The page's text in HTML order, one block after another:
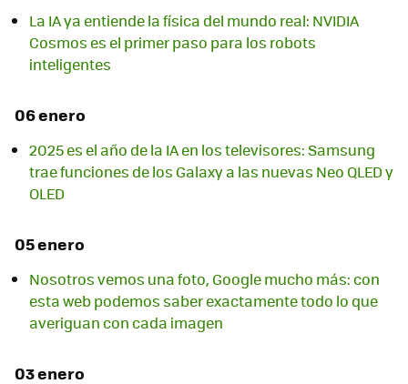
La IA ya entiende la física del mundo real: NVIDIA
Cosmos es el primer paso para los robots
inteligentes
06 enero
2025 es el año de la IA en los televisores: Samsung
trae funciones de los Galaxy a las nuevas Neo QLED y
OLED
05 enero
Nosotros vemos una foto, Google mucho más: con
esta web podemos saber exactamente todo lo que
averiguan con cada imagen
03 enero